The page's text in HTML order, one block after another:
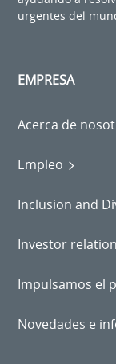
urgentes del
EMPRESA
Acerca de
Empleo
Inclusion and
Investor
Impulsamos el
Novedades e